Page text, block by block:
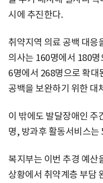
시에 추진한다.
취약지역 의료 공백 대응
의사는 160명에서 180
6명에서 268명으로 확대
공백을 보완하기 위한 대
이 밖에도 발달장애인 주
명, 방과후 활동서비스는
복지부는 이번 추경 예산
상황에서 취약계층 부담